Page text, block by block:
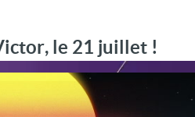
le 21 juillet !